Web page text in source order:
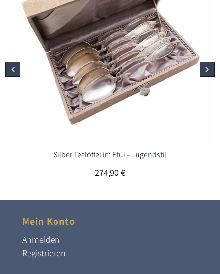
Silber Teelöffel im Etui – Jugendstil
274,90€
Mein Konto
Anmelden
Registrieren